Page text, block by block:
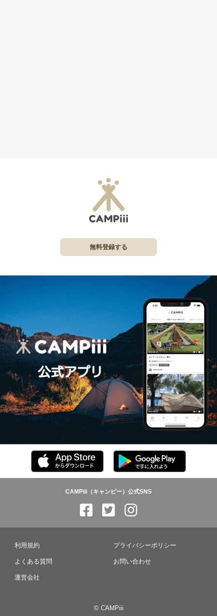
無料登録する
CAMPiii（キャンピー）公式SNS
利用規約 プライバシーポリシー
よくある質問 お問い合わせ
運営会社
© CAMPiii